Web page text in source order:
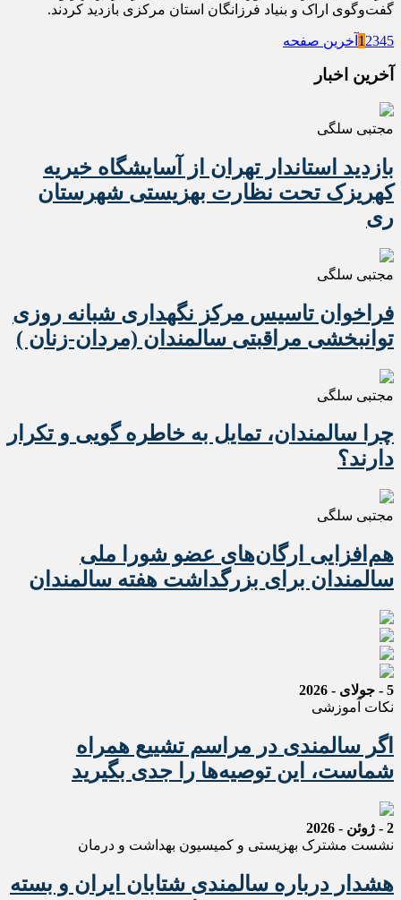
گفت‌وگوی اراک و بنیاد فرزانگان استان مرکزی بازدید کردند.
1 2345 آخرین صفحه
آخرین اخبار
مجتبی سلگی
بازدید استاندار تهران از آسایشگاه خیریه
کهریزک تحت نظارت بهزیستی شهرستان
ری
مجتبی سلگی
فراخوان تاسیس مرکز نگهداری شبانه روزی
توانبخشی مراقبتی سالمندان (مردان-زنان )
مجتبی سلگی
چرا سالمندان، تمایل به خاطره گویی و تکرار
دارند؟
مجتبی سلگی
هم‌افزایی ارگان‌های عضو شورا ملی
سالمندان برای بزرگداشت هفته سالمندان
5 - جولای - 2026
نکات آموزشی
اگر سالمندی در مراسم تشییع همراه
شماست، این توصیه‌ها را جدی بگیرید
2 - ژوئن - 2026
نشست مشترک بهزیستی و کمیسیون بهداشت و درمان
هشدار درباره سالمندی شتابان ایران و بسته